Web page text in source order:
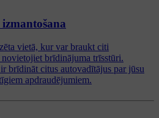
vietā, kur var braukt citi
brīdinājuma trīsstūri.
brīdināt citus autovadītājus par jūsu
apdraudējumiem.